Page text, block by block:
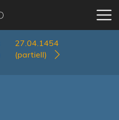
27.04.1454
(partiell)